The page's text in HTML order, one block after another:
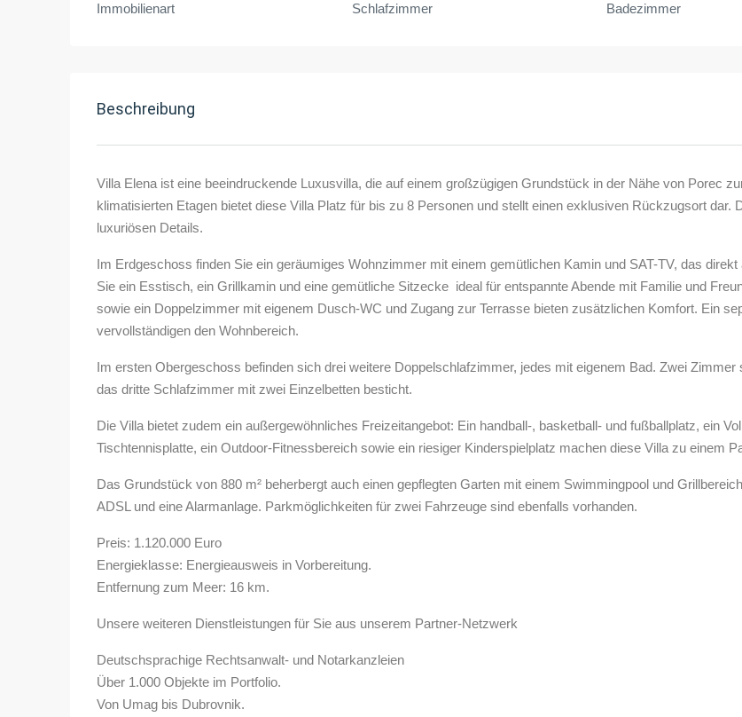
Immobilienart Schlafzimmer Badezimmer
Beschreibung
Villa Elena ist eine beeindruckende Luxusvilla, die auf einem großzügigen Grundstück in der Nähe von Porec
klimatisierten Etagen bietet diese Villa Platz für bis zu 8 Personen und stellt einen exklusiven Rückzugsort dar.
luxuriösen Details.
Im Erdgeschoss finden Sie ein geräumiges Wohnzimmer mit einem gemütlichen Kamin und SAT-TV, das
Sie ein Esstisch, ein Grillkamin und eine gemütliche Sitzecke  ideal für entspannte Abende mit Familie und
sowie ein Doppelzimmer mit eigenem Dusch-WC und Zugang zur Terrasse bieten zusätzlichen Komfort. Ein
vervollständigen den Wohnbereich.
Im ersten Obergeschoss befinden sich drei weitere Doppelschlafzimmer, jedes mit eigenem Bad. Zwei
das dritte Schlafzimmer mit zwei Einzelbetten besticht.
Die Villa bietet zudem ein außergewöhnliches Freizeitangebot: Ein handball-, basketball- und fußballplatz, ein
Tischtennisplatte, ein Outdoor-Fitnessbereich sowie ein riesiger Kinderspielplatz machen diese Villa zu einem
Das Grundstück von 880 m² beherbergt auch einen gepflegten Garten mit einem Swimmingpool und
ADSL und eine Alarmanlage. Parkmöglichkeiten für zwei Fahrzeuge sind ebenfalls vorhanden.
Preis: 1.120.000 Euro
Energieklasse: Energieausweis in Vorbereitung.
Entfernung zum Meer: 16 km.
Unsere weiteren Dienstleistungen für Sie aus unserem Partner-Netzwerk
Deutschsprachige Rechtsanwalt- und Notarkanzleien
Über 1.000 Objekte im Portfolio.
Von Umag bis Dubrovnik.